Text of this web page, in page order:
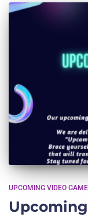
UPCOMING VIDEO